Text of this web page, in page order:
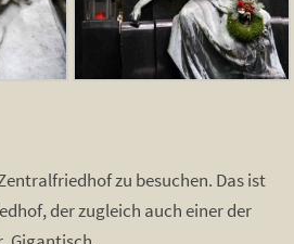
zu besuchen. Das ist
der zugleich auch einer der